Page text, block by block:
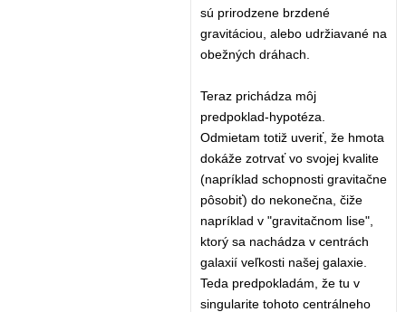
sú prirodzene brzdené
gravitáciou, alebo udržiavané na
obežných dráhach.
Teraz prichádza môj
predpoklad-hypotéza.
Odmietam totiž uveriť, že hmota
dokáže zotrvať vo svojej kvalite
(napríklad schopnosti gravitačne
pôsobiť) do nekonečna, čiže
napríklad v "gravitačnom lise",
ktorý sa nachádza v centrách
galaxií veľkosti našej galaxie.
Teda predpokladám, že tu v
singularite tohoto centrálneho